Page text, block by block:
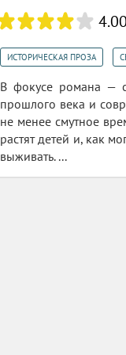
ИСТОРИЧЕСКАЯ ПРОЗА
В фокусе романа —
прошлого века и
не менее смутное
растят детей и, как
выживать. ...